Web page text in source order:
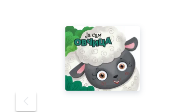
Pomeranje sadržaja slajdera u levo